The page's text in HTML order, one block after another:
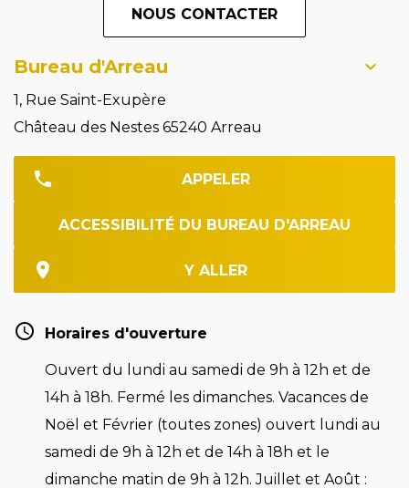
NOUS CONTACTER
Bureau d'Arreau
1, Rue Saint-Exupère
Château des Nestes 65240 Arreau
APPELER
ACCESSIBILITÉ DU BUREAU D'ARREAU
Y ALLER
Horaires d'ouverture
Ouvert du lundi au samedi de 9h à 12h et de
14h à 18h. Fermé les dimanches. Vacances de
Noël et Février (toutes zones) ouvert lundi au
samedi de 9h à 12h et de 14h à 18h et le
dimanche matin de 9h à 12h. Juillet et Août :